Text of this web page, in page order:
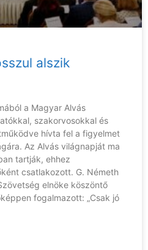
alszik
a Magyar Alvás
szakorvosokkal és
hívta fel a figyelmet
Az Alvás világnapját ma
tartják, ehhez
csatlakozott. G. Németh
elnöke köszöntő
fogalmazott: „Csak jó